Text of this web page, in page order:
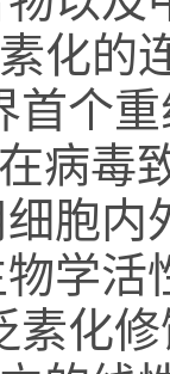
化的
首个
病毒
胞内
学
素化